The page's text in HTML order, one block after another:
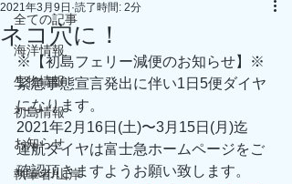
全ての記事
海洋情報
生物情報
初島情報
お知らせ
執筆者/山岸
ネコ穴に！
2021年3月9日 読了時間: 2分
※【初島フェリー減便のお知らせ】※
緊急事態宣言発出に伴い1日5便ダイヤ
になります。
2021年2月16日(土)〜3月15日(月)迄
運航ダイヤは富士急ホームページをご
確認頂きますようお願い致します。